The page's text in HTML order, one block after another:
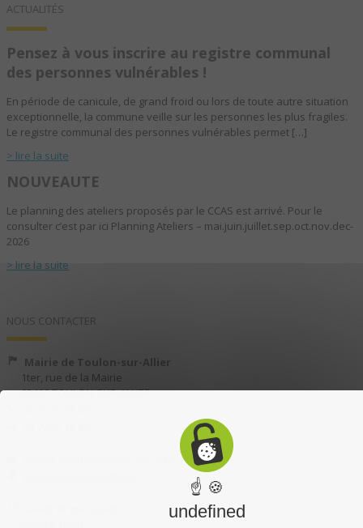
ACTUALITÉS
Pensez à vous inscrire au registre communal
des personnes vulnérables !
En période de canicule, de grand froid ou lors de toute autre situation
exceptionnelle, la commune veille sur les personnes les plus fragiles.
Le registre communal des personnes vulnérables permet […]
> lire la suite
NOUVEAUTE
Le planning des ateliers proposés par le CCAS est arrivé. Pour le
consulter c’est par ici Planning Ateliers – mai.juin.juillet.sep.oct.nov.dec-
2026
> lire la suite
NOUS CONTACTER
Mairie de Toulon-sur-Allier
1ter, rue de la Mairie
03400 TOULON-SUR-ALLIER
accueil.mairie@toulon-sur-allier.fr
☝ 🍪
undefined